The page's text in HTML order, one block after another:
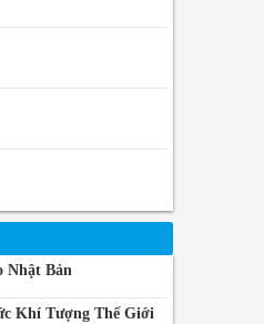
dông vài nơi; riêng
và dông rải rác,
Gió tây nam cấp 2-
khả năng xảy ra
Nhật Bản
Khí Tượng Thế Giới